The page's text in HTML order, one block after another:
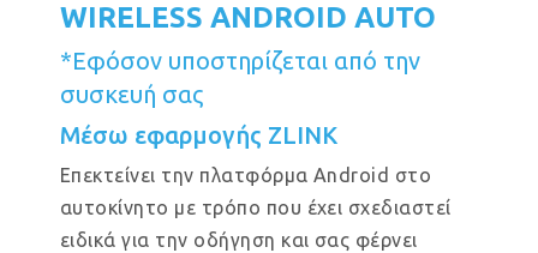
WIRELESS ANDROID AUTO
*Εφόσον υποστηρίζεται από την
συσκευή σας
Μέσω εφαρμογής ZLINK
Επεκτείνει την πλατφόρμα Android στο
αυτοκίνητο με τρόπο που έχει σχεδιαστεί
ειδικά για την οδήγηση και σας φέρνει